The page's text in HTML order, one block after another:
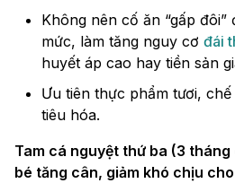
Không nên cố ăn “gấp
mức, làm tăng nguy cơ đái
huyết áp cao hay tiền sản
Ưu tiên thực phẩm tươi,
tiêu hóa.
Tam cá nguyệt thứ ba (3
bé tăng cân, giảm khó chịu